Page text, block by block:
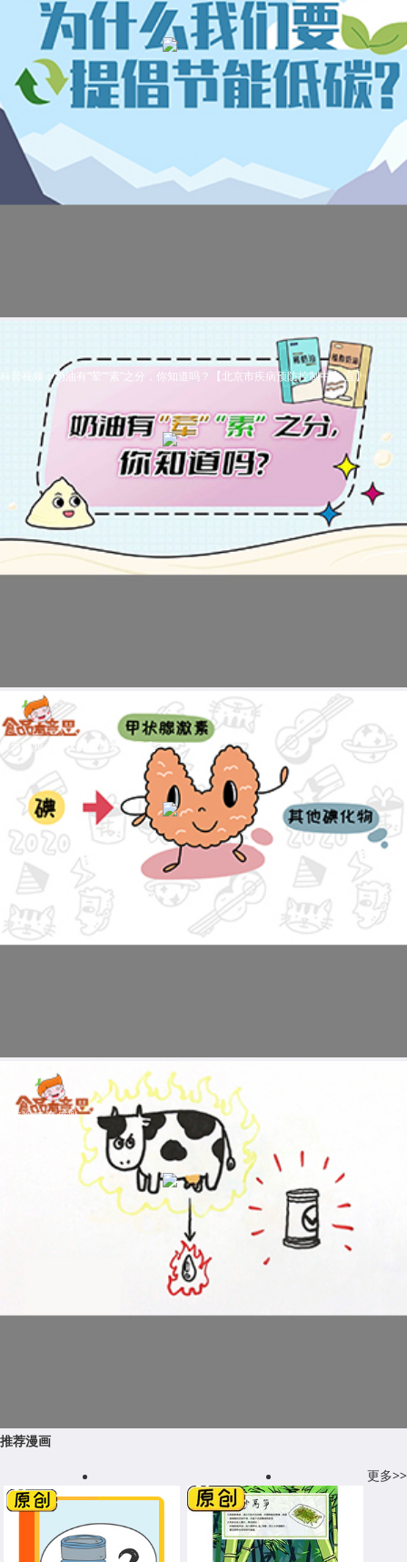
科普视频：奶油有“荤”“素”之分，你知道吗？【北京市疾病预防控制中心 宣】
科普视频：甲状腺的真爱-碘元素
科普视频:免疫乳
推荐漫画
更多>>